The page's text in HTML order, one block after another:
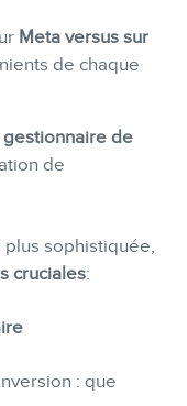
Meta versus sur
de chaque
gestionnaire de
de
plus sophistiquée,
cruciales:
: que